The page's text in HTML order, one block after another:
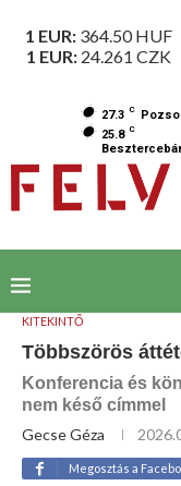
1 EUR: 364.50HUF
1 EUR: 24.261 CZK
27.3 C
25.8 C
KITEKINTŐ
Többszörös
Konferencia és
nem késő címmel
Gecse Géza
Megosztás a